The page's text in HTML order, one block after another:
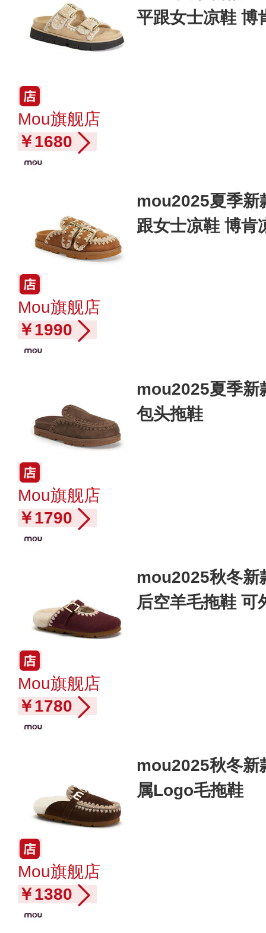
平跟女士凉鞋 博
Mou旗舰店
￥1680
mou2025夏季新
跟女士凉鞋 博肯
Mou旗舰店
￥1990
mou2025夏季新
包头拖鞋
Mou旗舰店
￥1790
mou2025秋冬新
后空羊毛拖鞋 可
Mou旗舰店
￥1780
mou2025秋冬新
属Logo毛拖鞋
Mou旗舰店
￥1380